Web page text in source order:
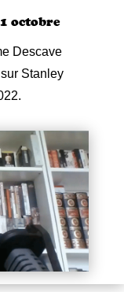
octobre
Descave
Stanley